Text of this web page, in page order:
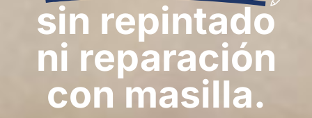
sin repintado
ni reparación
con masilla.